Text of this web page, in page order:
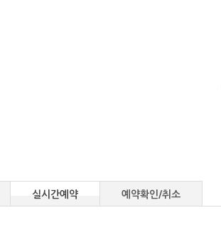
실시간예약 예약확인/취소